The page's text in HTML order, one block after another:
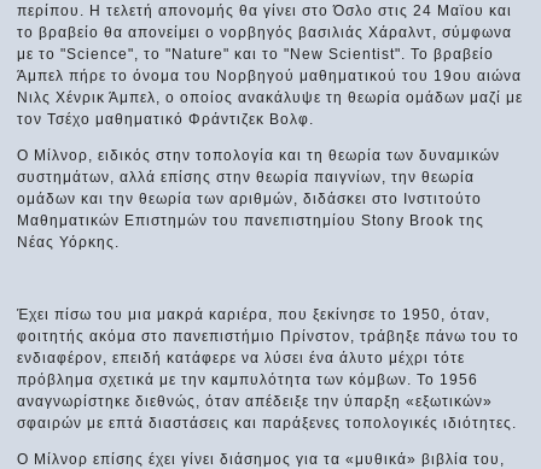
περίπου. Η τελετή απονομής θα γίνει στο Όσλο στις 24 Μαϊου και
το βραβείο θα απονείμει ο νορβηγός βασιλιάς Χάραλντ, σύμφωνα
με το "Science", το "Nature" και το "New Scientist". Το βραβείο
Άμπελ πήρε το όνομα του Νορβηγού μαθηματικού του 19ου αιώνα
Νιλς Χένρικ Άμπελ, ο οποίος ανακάλυψε τη θεωρία ομάδων μαζί με
τον Τσέχο μαθηματικό Φράντιζεκ Βολφ.
Ο Μίλνορ, ειδικός στην τοπολογία και τη θεωρία των δυναμικών
συστημάτων, αλλά επίσης στην θεωρία παιγνίων, την θεωρία
ομάδων και την θεωρία των αριθμών, διδάσκει στο Ινστιτούτο
Μαθηματικών Επιστημών του πανεπιστημίου Stony Brook της
Νέας Υόρκης.
Έχει πίσω του μια μακρά καριέρα, που ξεκίνησε το 1950, όταν,
φοιτητής ακόμα στο πανεπιστήμιο Πρίνστον, τράβηξε πάνω του το
ενδιαφέρον, επειδή κατάφερε να λύσει ένα άλυτο μέχρι τότε
πρόβλημα σχετικά με την καμπυλότητα των κόμβων. Το 1956
αναγνωρίστηκε διεθνώς, όταν απέδειξε την ύπαρξη «εξωτικών»
σφαιρών με επτά διαστάσεις και παράξενες τοπολογικές ιδιότητες.
Ο Μίλνορ επίσης έχει γίνει διάσημος για τα «μυθικά» βιβλία του,